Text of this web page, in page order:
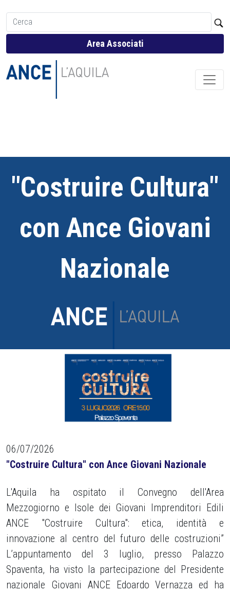
Area Associati
"Costruire Cultura"
con Ance Giovani
Nazionale
06/07/2026
"Costruire Cultura" con Ance Giovani Nazionale
L'Aquila ha ospitato il Convegno dell'Area
Mezzogiorno e Isole dei Giovani Imprenditori Edili
ANCE "Costruire Cultura": etica, identità e
innovazione al centro del futuro delle costruzioni”
L’appuntamento del 3 luglio, presso Palazzo
Spaventa, ha visto la partecipazione del Presidente
nazionale Giovani ANCE Edoardo Vernazza ed ha